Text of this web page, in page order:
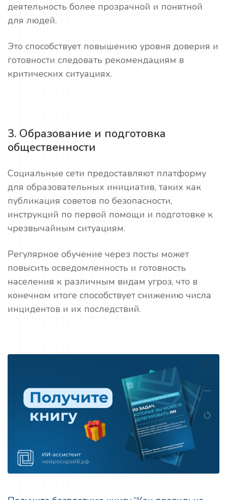
деятельность более прозрачной и понятной
для людей.
Это способствует повышению уровня доверия и
готовности следовать рекомендациям в
критических ситуациях.
3. Образование и подготовка
общественности
Социальные сети предоставляют платформу
для образовательных инициатив, таких как
публикация советов по безопасности,
инструкций по первой помощи и подготовке к
чрезвычайным ситуациям.
Регулярное обучение через посты может
повысить осведомленность и готовность
населения к различным видам угроз, что в
конечном итоге способствует снижению числа
инцидентов и их последствий.